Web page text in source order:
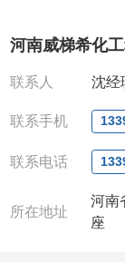
我司对
全额退款,
微信
联系人:
河南威梯希化
联系人 沈经
联系手机
联系电话
所在地址
河南
座